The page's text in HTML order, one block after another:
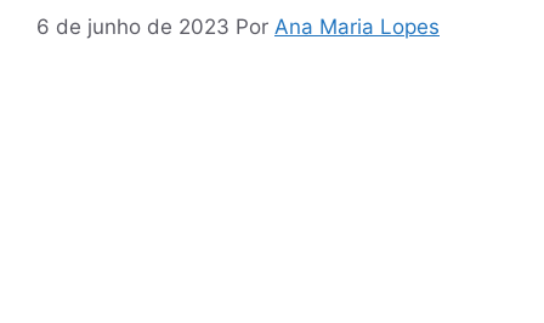
6 de junho de 2023 Por Ana Maria Lopes